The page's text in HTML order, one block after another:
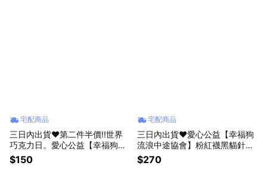
宅配商品
三日內出貨❤️第二件半價!!世界
巧克力日。愛心公益【幸福狗流
浪協會】巧克力太妃糖果袋 生日
禮物 情人節禮物 小禮物 派對禮
$150
宅配商品
三日內出貨❤️愛心公益【幸福狗
流浪中途協會】粉紅襪黑貓針織
斜跨手機包 迷你手提包 單肩小
側背包 手拎包 幫助苗栗流浪貓
$270